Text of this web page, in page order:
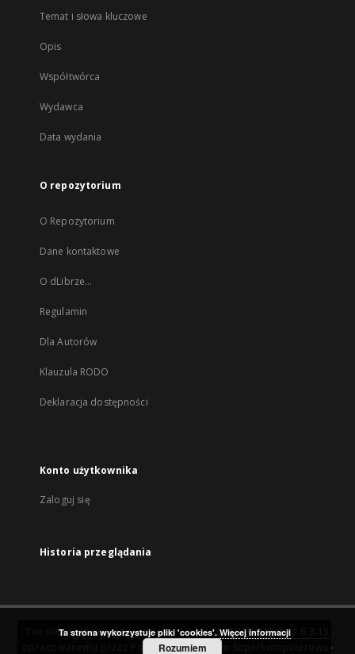
Temat i słowa kluczowe
Opis
Współtwórca
Wydawca
Data wydania
O repozytorium
O Repozytorium
Dane kontaktowe
O dLibrze...
Regulamin
Dla Autorów
Klauzula RODO
Deklaracja dostępności
Konto użytkownika
Zaloguj się
Historia przeglądania
Ten serwis działa dzięki oprogramowaniuDInGO dLibra 6.3.15
Poznańskie Centrum Superkomputerowo-
Ta strona wykorzystuje pliki 'cookies'. Więcej informacji
Rozumiem